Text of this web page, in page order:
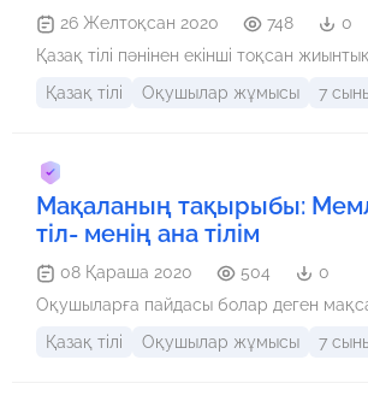
26 Желтоқсан 2020 748
0
Қазақ тілі пәнінен екінші тоқсан
Қазақ тілі
Оқушылар жұмысы 7
Мақаланың тақырыбы:
тіл- менің ана тілім
08 Қараша 2020 504
0
Оқушыларға пайдасы болар деген
Қазақ тілі
Оқушылар жұмысы 7